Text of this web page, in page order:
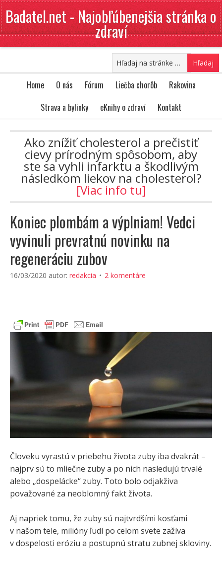
Badatel.net - Najobľúbenejšia stránka o
zdraví
Home O nás Fórum Liečba chorôb
Rakovina
Strava a bylinky
eKnihy o zdraví Kontakt
Ako znížiť cholesterol a prečistiť
cievy prírodným spôsobom, aby
ste sa vyhli infarktu a škodlivým
následkom liekov na cholesterol?
[Viac info tu]
Koniec plombám a výplniam! Vedci
vyvinuli prevratnú novinku na
regeneráciu zubov
16/03/2020 autor: redakcia 2 komentáre
Človeku vyrastú v priebehu života zuby iba dvakrát –
najprv sú to mliečne zuby a po nich nasledujú trvalé
alebo „dospelácke“ zuby. Toto bolo odjakživa
považované za neoblomný fakt života.
Aj napriek tomu, že zuby sú najtvrdšími kosťami
v našom tele, milióny ľudí po celom svete zažíva
v dospelosti eróziu a postupnú stratu zubnej skloviny.